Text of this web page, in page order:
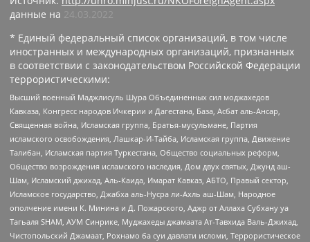
данные на 24.03.2022
* Единый федеральный список организаций, в том числе
иностранных и международных организаций, признанных
в соответствии с законодательством Российской Федерации
террористическими:
Высший военный Маджлисуль Шура Объединенных сил моджахедов
Кавказа, Конгресс народов Ичкерии и Дагестана, База, Асбат аль-Ансар,
Священная война, Исламская группа, Братья-мусульмане, Партия
исламского освобождения, Лашкар-И-Тайба, Исламская группа, Движение
Талибан, Исламская партия Туркестана, Общество социальных реформ,
Общество возрождения исламского наследия, Дом двух святых, Джунд аш-
Шам, Исламский джихад, Аль-Каида, Имарат Кавказ, АБТО, Правый сектор,
Исламское государство, Джабха аль-Нусра ли-Ахль аш-Шам, Народное
ополчение имени К. Минина и Д. Пожарского, Аджр от Аллаха Субхану уа
Тагьаля SHAM, АУМ Синрике, Муджахеды джамаата Ат-Тавхида Валь-Джихад,
Чистопольский Джамаат, Рохнамо ба суи давлати исломи, Террористическое